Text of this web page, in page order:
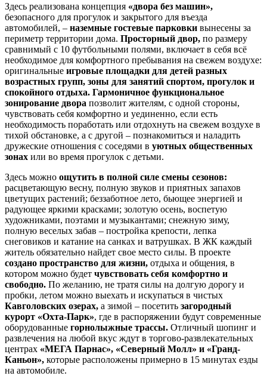
Здесь реализована концепция «двора без машин»,
безопасного для прогулок и закрытого для въезда
автомобилей, – наземные гостевые парковки вынесены за
периметр территории дома. Просторный двор, по размеру
сравнимый с 10 футбольными полями, включает в себя всё
необходимое для комфортного пребывания на свежем воздухе:
оригинальные игровые площадки для детей разных
возрастных групп, зоны для занятий спортом, прогулок и
спокойного отдыха. Гармоничное функциональное
зонирование двора позволит жителям, с одной стороны,
чувствовать себя комфортно и уединенно, если есть
необходимость поработать или отдохнуть на свежем воздухе в
тихой обстановке, а с другой – познакомиться и наладить
дружеские отношения с соседями в уютных общественных
зонах или во время прогулок с детьми.
Здесь можно ощутить в полной силе смены сезонов:
расцветающую весну, полную звуков и приятных запахов
цветущих растений; беззаботное лето, бьющее энергией и
радующее яркими красками; золотую осень, воспетую
художниками, поэтами и музыкантами; снежную зиму,
полную веселых забав – постройка крепости, лепка
снеговиков и катание на санках и ватрушках. В ЖК каждый
житель обязательно найдет свое место силы. В проекте
создано пространство для жизни, отдыха и общения, в
котором можно будет чувствовать себя комфортно и
свободно. По желанию, не тратя силы на долгую дорогу и
пробки, летом можно выехать и искупаться в чистых
Кавголовских озерах, а зимой – посетить загородный
курорт «Охта-Парк», где в распоряжении будут современные
оборудованные горнолыжные трассы. Отличный шопинг и
развлечения на любой вкус ждут в торгово-развлекательных
центрах «МЕГА Парнас», «Северный Молл» и «Гранд-
Каньон», которые расположены примерно в 15 минутах езды
на автомобиле.